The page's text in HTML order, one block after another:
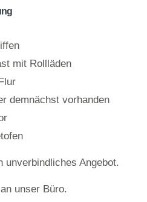
mit Rollläden
demnächst vorhanden
unverbindliches Angebot.
unser Büro.